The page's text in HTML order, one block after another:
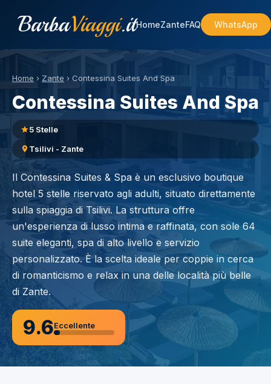
BarbaViaggi.itHomeZanteFAQ WhatsApp
Home › Zante › Contessina Suites And Spa
Contessina Suites And Spa
5 Stelle
Tsilivi - Zante
Il Contessina Suites & Spa è un esclusivo boutique
hotel 5 stelle riservato agli adulti, situato direttamente
sulla spiaggia di Tsilivi. La struttura offre
un'esperienza di lusso intima e raffinata, con sole 64
suite eleganti, spa di alto livello e servizio
personalizzato. È la scelta ideale per coppie in cerca
di romanticismo e relax in una delle località più belle
di Zante.
9.6Eccellente